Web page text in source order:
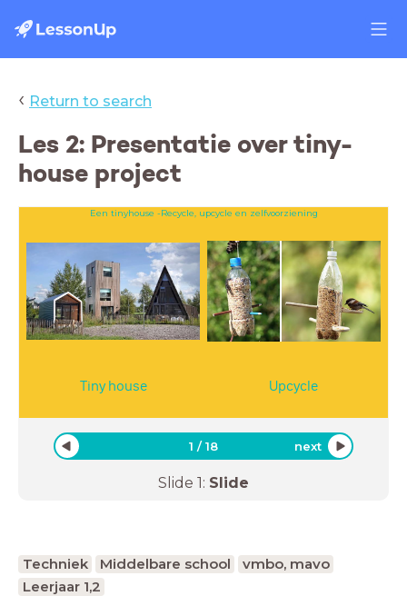
‹ Return to search
Les 2: Presentatie over tiny-
house project
Tiny house Upcycle
Een tinyhouse -Recycle, upcycle en zelfvoorziening
1 /18 next
Slide 1: Slide
Techniek Middelbare school
vmbo, mavo
Leerjaar 1,2